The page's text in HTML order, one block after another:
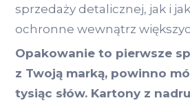
sprzedaży detalicznej, jak i
ochronne wewnątrz
Opakowanie to pierwsze
z Twoją marką, powinno
tysiąc słów. Kartony z